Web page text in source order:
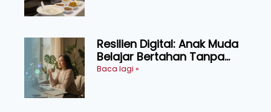
Resilien Digital: Anak Muda
Belajar Bertahan Tanpa
Perlu Menekan Diri
Baca lagi »